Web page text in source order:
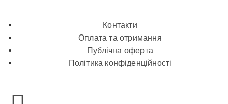
Контакти
Оплата та отримання
Публічна оферта
Політика конфіденційності